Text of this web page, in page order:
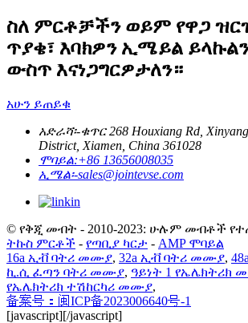
ስለ ምርቶቻችን ወይም የዋጋ
ጥያቄ፣ እባክዎን ኢሜይል
ውስጥ እናነጋግርዎታለን።
አሁን ይጠይቁ
አድራሻ፡-ቁጥር 268 Houxiang Rd,
District, Xiamen, China 361028
ሞባይል:+86 13656008035
ኢሜል፡-sales@jointevse.com
© የቅጂ መብት - 2010-2023: ሁሉም መብቶች
ትኩስ ምርቶች - የጣቢያ ካርታ - AMP ሞባይል
16a ኢቭ ባትሪ መሙያ, 32a ኢቭ ባትሪ መሙያ,
ኪ.ሲ ፈጣን ባትሪ መሙያ, ዓይነት 1 የኤሌክትሪክ
የኤሌክትሪክ ተሽከርካሪ መሙያ,
备案号：闽ICP备2023006640号-1
[javascript][/javascript]